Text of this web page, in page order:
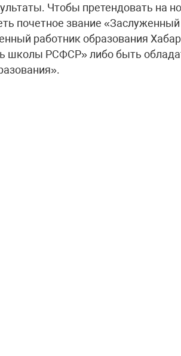
Чтобы претендовать на
почетное звание «Заслуженный
работник образования
школы РСФСР» либо быть